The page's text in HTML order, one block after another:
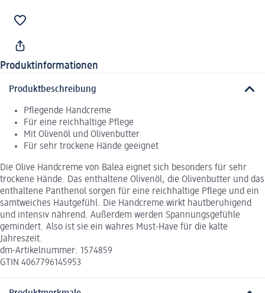
Produktinformationen
Produktbeschreibung
Pflegende Handcreme
Für eine reichhaltige Pflege
Mit Olivenöl und Olivenbutter
Für sehr trockene Hände geeignet
Die Olive Handcreme von Balea eignet sich besonders für sehr
trockene Hände. Das enthaltene Olivenöl, die Olivenbutter und das
enthaltene Panthenol sorgen für eine reichhaltige Pflege und ein
samtweiches Hautgefühl. Die Handcreme wirkt hautberuhigend
und intensiv nährend. Außerdem werden Spannungsgefühle
gemindert. Also ist sie ein wahres Must-Have für die kalte
Jahreszeit.
dm-Artikelnummer: 1574859
GTIN 4067796145953